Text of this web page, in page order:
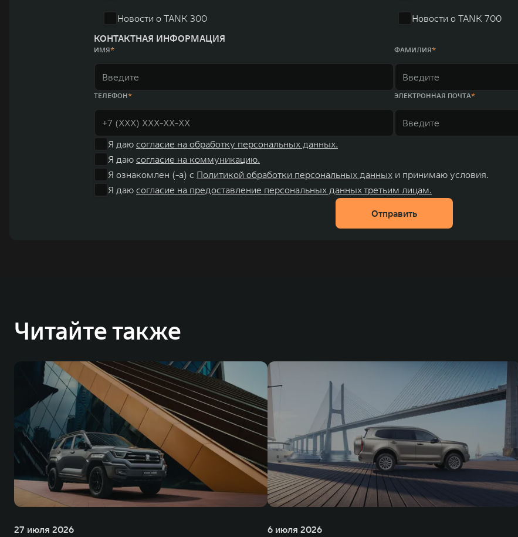
Новости о TANK 300
Новости о TANK 700
КОНТАКТНАЯ ИНФОРМАЦИЯ
ИМЯ ФАМИЛИЯ
ТЕЛЕФОН ЭЛЕКТРОННАЯ ПОЧТА
Я даю согласие на обработку персональных данных.
Я даю согласие на коммуникацию.
Я ознакомлен (-а) с Политикой обработки персональных данных и принимаю условия.
Я даю согласие на предоставление персональных данных третьим лицам.
Отправить
Читайте также
27 июля 2026 6 июля 2026